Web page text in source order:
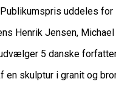
uddeles
Henrik Jensen,
5 danske
en skulptur i granit og